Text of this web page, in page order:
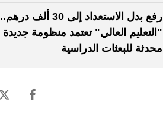
رفع بدل الاستعداد إلى 30 ألف درهم..
"التعليم العالي" تعتمد منظومة جديدة
محدثة للبعثات الدراسية